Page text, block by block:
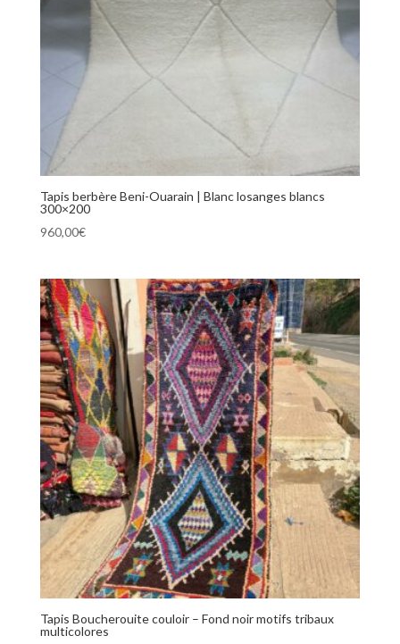
Tapis berbère Beni-Ouarain | Blanc losanges blancs
300×200
960,00€
Tapis Boucherouite couloir – Fond noir motifs tribaux
multicolores